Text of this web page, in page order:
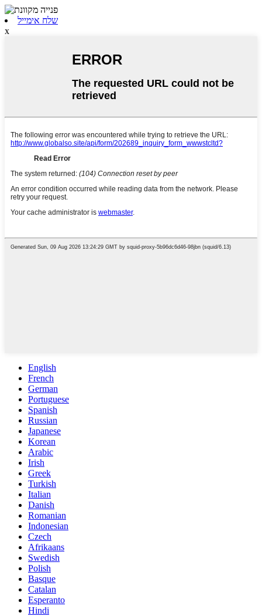
שלח אימייל
x
English
French
German
Portuguese
Spanish
Russian
Japanese
Korean
Arabic
Irish
Greek
Turkish
Italian
Danish
Romanian
Indonesian
Czech
Afrikaans
Swedish
Polish
Basque
Catalan
Esperanto
Hindi